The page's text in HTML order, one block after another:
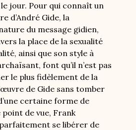
le jour. Pour qui connaît un
d’André Gide, la
du message gidien,
la place de la sexualité
ainsi que son style à
font qu’il n’est pas
le plus fidèlement de la
de Gide sans tomber
certaine forme de
de vue, Frank
se libérer de